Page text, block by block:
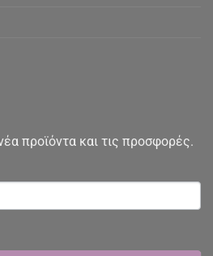
προϊόντα και τις προσφορές.